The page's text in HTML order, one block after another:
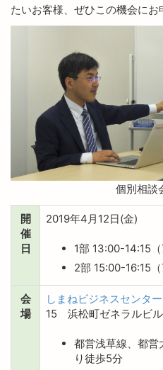
たいお客様、ぜひこの機会にお
個別相談
開
催
日
2019年4月12日(金)
1部 13:00-14:15（
2部 15:00-16:15（
会
場
しまねビジネスセンター
15 浜松町ゼネラルビル
都営浅草線、都営
り徒歩5分